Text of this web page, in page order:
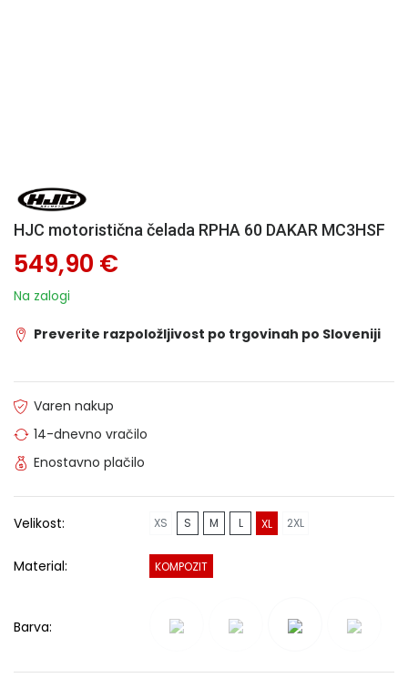
HJC motoristična čelada RPHA 60 DAKAR MC3HSF
549,90 €
Na zalogi
Preverite razpoložljivost po trgovinah po Sloveniji
Varen nakup
14-dnevno vračilo
Enostavno plačilo
Velikost: XS S M L XL 2XL
Material: KOMPOZIT
Barva: